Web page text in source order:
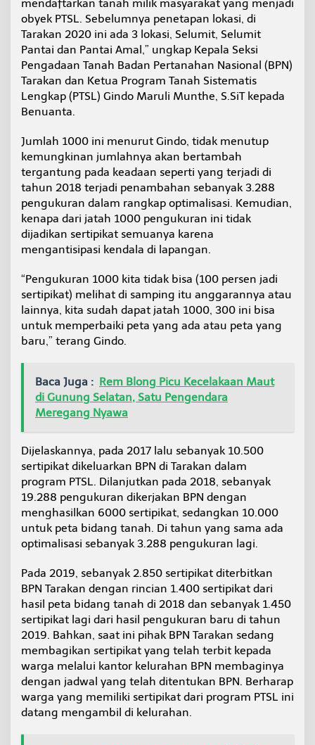
mendaftarkan tanah milik masyarakat yang menjadi
obyek PTSL. Sebelumnya penetapan lokasi, di
Tarakan 2020 ini ada 3 lokasi, Selumit, Selumit
Pantai dan Pantai Amal,” ungkap Kepala Seksi
Pengadaan Tanah Badan Pertanahan Nasional (BPN)
Tarakan dan Ketua Program Tanah Sistematis
Lengkap (PTSL) Gindo Maruli Munthe, S.SiT kepada
Benuanta.
Jumlah 1000 ini menurut Gindo, tidak menutup
kemungkinan jumlahnya akan bertambah
tergantung pada keadaan seperti yang terjadi di
tahun 2018 terjadi penambahan sebanyak 3.288
pengukuran dalam rangkap optimalisasi. Kemudian,
kenapa dari jatah 1000 pengukuran ini tidak
dijadikan sertipikat semuanya karena
mengantisipasi kendala di lapangan.
“Pengukuran 1000 kita tidak bisa (100 persen jadi
sertipikat) melihat di samping itu anggarannya atau
lainnya, kita sudah dapat jatah 1000, 300 ini bisa
untuk memperbaiki peta yang ada atau peta yang
baru,” terang Gindo.
Baca Juga : Rem Blong Picu Kecelakaan Maut
di Gunung Selatan, Satu Pengendara
Meregang Nyawa
Dijelaskannya, pada 2017 lalu sebanyak 10.500
sertipikat dikeluarkan BPN di Tarakan dalam
program PTSL. Dilanjutkan pada 2018, sebanyak
19.288 pengukuran dikerjakan BPN dengan
menghasilkan 6000 sertipikat, sedangkan 10.000
untuk peta bidang tanah. Di tahun yang sama ada
optimalisasi sebanyak 3.288 pengukuran lagi.
Pada 2019, sebanyak 2.850 sertipikat diterbitkan
BPN Tarakan dengan rincian 1.400 sertipikat dari
hasil peta bidang tanah di 2018 dan sebanyak 1.450
sertipikat lagi dari hasil pengukuran baru di tahun
2019. Bahkan, saat ini pihak BPN Tarakan sedang
membagikan sertipikat yang telah terbit kepada
warga melalui kantor kelurahan BPN membaginya
dengan jadwal yang telah ditentukan BPN. Berharap
warga yang memiliki sertipikat dari program PTSL ini
datang mengambil di kelurahan.